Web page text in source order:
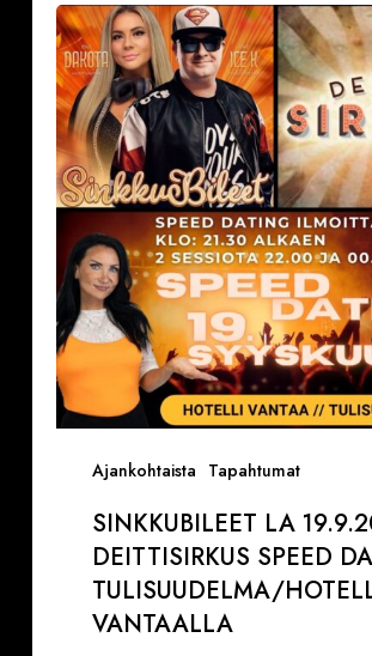
Ajankohtaista Tapahtumat
19.9.2026
Deittisirkus
Speed
Dating,
Tulisuudelma/Hotelli
Vantaalla
SINKKUBILEET LA
DEITTISIRKUS SPEED
TULISUUDELMA/
VANTAALLA